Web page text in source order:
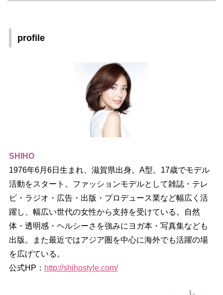
profile
SHIHO
1976年6月6日生まれ、滋賀県出身。A型。17歳でモデル
活動をスタート。ファッションモデルとして雑誌・テレ
ビ・ラジオ・広告・出版・プロデュース業など幅広く活
躍し、幅広い世代の女性から支持を受けている。自然
体・透明感・ヘルシーさを強みにヨガ本・写真集なども
出版。また最近ではアジア圏を中心に海外でも活躍の場
を広げている。
公式HP： http://shihostyle.com/